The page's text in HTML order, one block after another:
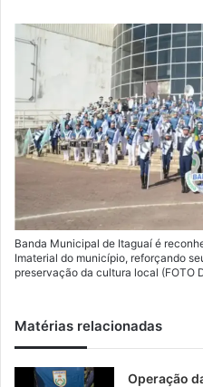
Banda Municipal de Itaguaí é
Imaterial do município, reforçando
preservação da cultura local (FOTO
Matérias relacionadas
Operação